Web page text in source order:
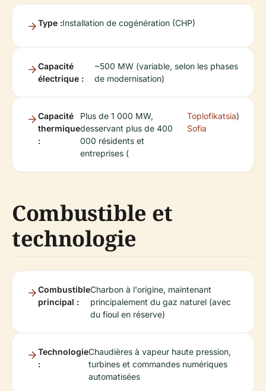
Type :Installation de cogénération (CHP)
Capacité
électrique :
~500 MW (variable, selon les phases
de modernisation)
Capacité
thermique
:
Plus de 1 000 MW,
desservant plus de 400
000 résidents et
entreprises (
Toplofikatsia
Sofia
)
Combustible et
technologie
Combustible
principal :
Charbon à l'origine, maintenant
principalement du gaz naturel (avec
du fioul en réserve)
Technologie
:
Chaudières à vapeur haute pression,
turbines et commandes numériques
automatisées